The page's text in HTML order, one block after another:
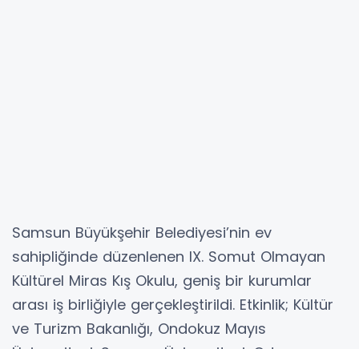
Samsun Büyükşehir Belediyesi’nin ev
sahipliğinde düzenlenen IX. Somut Olmayan
Kültürel Miras Kış Okulu, geniş bir kurumlar
arası iş birliğiyle gerçekleştirildi. Etkinlik; Kültür
ve Turizm Bakanlığı, Ondokuz Mayıs